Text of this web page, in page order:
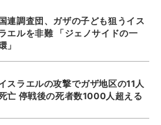
連調査団、ガザの子ども狙うイス
エルを非難 「ジェノサイドの一
」
スラエルの攻撃でガザ地区の11人
亡 停戦後の死者数1000人超える